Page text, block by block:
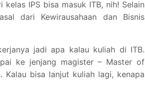
IPS bisa masuk ITB, nih! Selain
dari Kewirausahaan dan Bisnis
jadi apa kalau kuliah di ITB.
ke jenjang magister – Master of
Kalau bisa lanjut kuliah lagi, kenapa